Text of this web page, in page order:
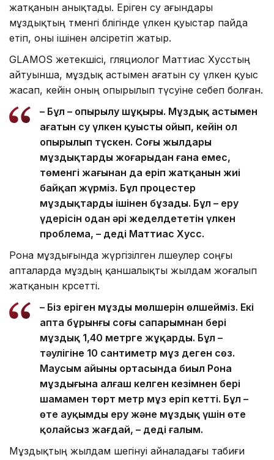
жатқанын анықтады. Еріген су ағындары
мұздықтың төменгі бөлігінде үлкен қуыстар пайда
етіп, оны ішінен әлсіретіп жатыр.
GLAMOS жетекшісі, гляциолог Маттиас Хусстың
айтуынша, мұздық астымен ағатын су үлкен қуыс
жасап, кейін оның опырылып түсуіне себеп болған.
– Бұл – опырылу шұңқыры. Мұздық астымен
ағатын су үлкен қуысты ойып, кейін ол
опырылып түскен. Соңғы жылдары
мұздықтардың жоғарыдан ғана емес,
төменгі жағынан да еріп жатқанын жиі
байқап жүрміз. Бұл процестер
мұздықтарды ішінен бұзады. Бұл – еру
үдерісін одан әрі жеделдететін үлкен
проблема, – деді Маттиас Хусс.
Рона мұздығында жүргізілген өлшеулер соңғы
апталарда мұздың қаншалықты жылдам жоғалып
жатқанын көрсетті.
– Біз еріген мұздың мөлшерін өлшейміз. Екі
апта бұрынғы соңғы сапарымнан бері
мұздық 1,40 метрге жұқарды. Бұл –
тәулігіне 10 сантиметр мұз деген сөз.
Маусым айының ортасында биыл Рона
мұздығына алғаш келген кезімнен бері
шамамен төрт метр мұз еріп кетті. Бұл –
өте ауқымды еру және мұздық үшін өте
қолайсыз жағдай, – деді ғалым.
Мұздықтың жылдам шегінуі айналадағы табиғи